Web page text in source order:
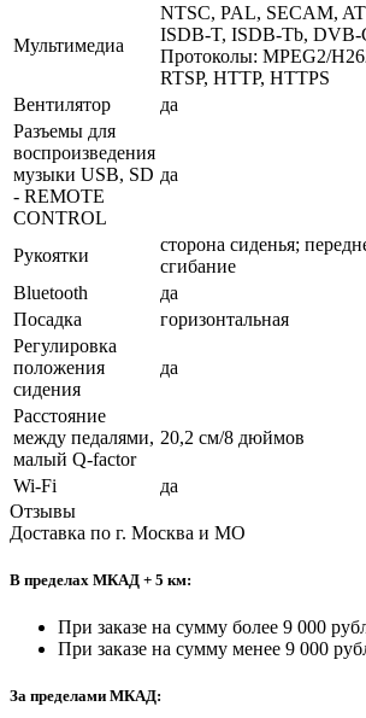
Мультимедиа
NTSC, PAL, SECAM,
ISDB-T, ISDB-Tb, DVB-
Протоколы: MPEG2/
RTSP, HTTP, HTTPS
Вентилятор
да
Разъемы для
воспроизведения
музыки USB, SD
- REMOTE
CONTROL
да
Рукоятки
сторона сиденья;
сгибание
Bluetooth
да
Посадка
горизонтальная
Регулировка
положения
сидения
да
Расстояние
между педалями,
малый Q-factor
20,2 см/8 дюймов
Wi-Fi
да
Отзывы
Доставка по г. Москва и МО
В пределах МКАД + 5 км:
При заказе на сумму более 9 000
При заказе на сумму менее 9 000
За пределами МКАД: